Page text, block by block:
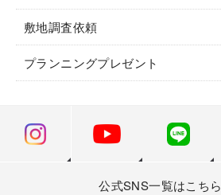
敷地調査依頼
プランニングプレゼント
公式SNS一覧はこちら